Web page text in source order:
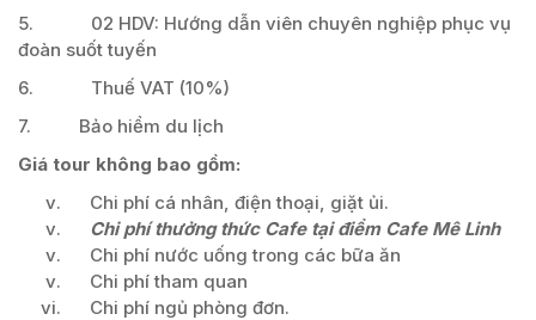
5. 02 HDV: Hướng dẫn viên chuyên nghiệp phục vụ
đoàn suốt tuyến
6. Thuế VAT (10%)
7. Bảo hiểm du lịch
Giá tour không bao gồm:
Chi phí cá nhân, điện thoại, giặt ủi.
Chi phí thưởng thức Cafe tại điểm Cafe Mê Linh
Chi phí nước uống trong các bữa ăn
Chi phí tham quan
Chi phí ngủ phòng đơn.